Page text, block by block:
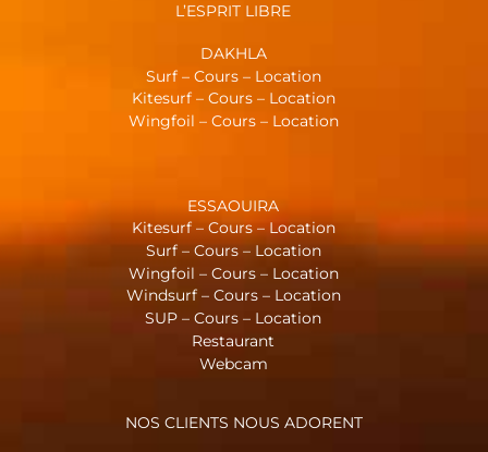
L’ESPRIT LIBRE
DAKHLA
Surf – Cours – Location
Kitesurf – Cours – Location
Wingfoil – Cours – Location
ESSAOUIRA
Kitesurf – Cours – Location
Surf – Cours – Location
Wingfoil – Cours – Location
Windsurf – Cours – Location
SUP – Cours – Location
Restaurant
Webcam
NOS CLIENTS NOUS ADORENT